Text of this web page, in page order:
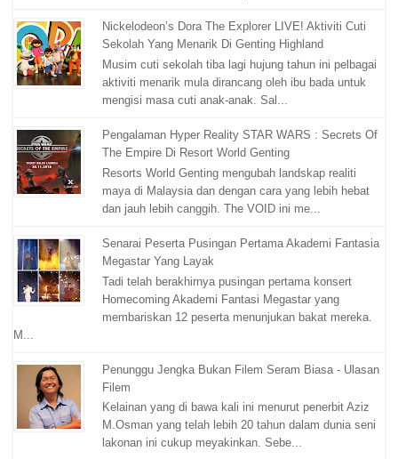
Nickelodeon’s Dora The Explorer LIVE! Aktiviti Cuti
Sekolah Yang Menarik Di Genting Highland
Musim cuti sekolah tiba lagi hujung tahun ini pelbagai
aktiviti menarik mula dirancang oleh ibu bada untuk
mengisi masa cuti anak-anak. Sal...
Pengalaman Hyper Reality STAR WARS : Secrets Of
The Empire Di Resort World Genting
Resorts World Genting mengubah landskap realiti
maya di Malaysia dan dengan cara yang lebih hebat
dan jauh lebih canggih. The VOID ini me...
Senarai Peserta Pusingan Pertama Akademi Fantasia
Megastar Yang Layak
Tadi telah berakhirnya pusingan pertama konsert
Homecoming Akademi Fantasi Megastar yang
membariskan 12 peserta menunjukan bakat mereka.
M...
Penunggu Jengka Bukan Filem Seram Biasa - Ulasan
Filem
Kelainan yang di bawa kali ini menurut penerbit Aziz
M.Osman yang telah lebih 20 tahun dalam dunia seni
lakonan ini cukup meyakinkan. Sebe...